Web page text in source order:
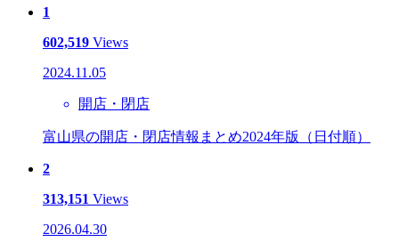
1
602,519 Views
2024.11.05
開店・閉店
富山県の開店・閉店情報まとめ2024年版（日付順）
2
313,151 Views
2026.04.30